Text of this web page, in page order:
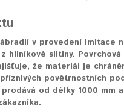
v provedení imitace
hliníkové slitiny. Povrchová
že materiál je
povětrnostních
od délky 1000 mm